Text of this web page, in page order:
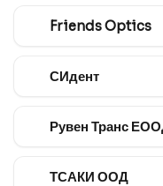
Friends Optics
СИдент
Рувен Транс
ТСАКИ ООД